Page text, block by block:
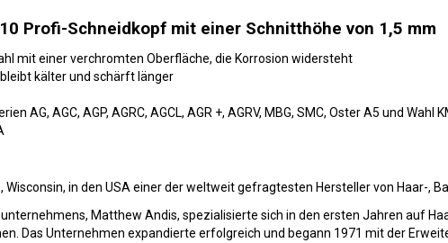
Profi-Schneidkopf mit einer Schnitthöhe von 1,5 mm
mit einer verchromten Oberfläche, die Korrosion widersteht
kälter und schärft länger
AG, AGC, AGP, AGRC, AGCL, AGR +, AGRV, MBG, SMC, Oster A5 und Wahl
Wisconsin, in den USA einer der weltweit gefragtesten Hersteller von Haar-,
Matthew Andis, spezialisierte sich in den ersten Jahren auf
Das Unternehmen expandierte erfolgreich und begann 1971 mit der